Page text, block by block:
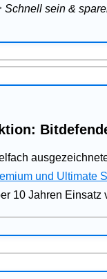
Schnell sein &
und Ultimate
10 Jahren Einsatz